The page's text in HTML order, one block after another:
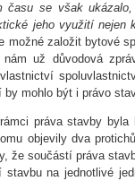
času se však
jeho využití nejen
možné založit bytové
už důvodová
mohlo být i právo
práva stavby byla
objevily dva
že součástí práva
na jednotlivé